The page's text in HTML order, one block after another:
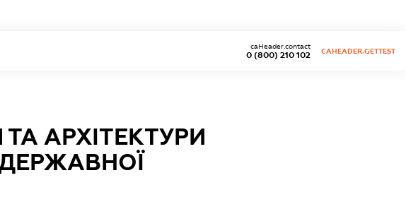
0 (800) 210 102
caHeader.contact
CAHEADER.GETTEST
АРХІТЕКТУРИ